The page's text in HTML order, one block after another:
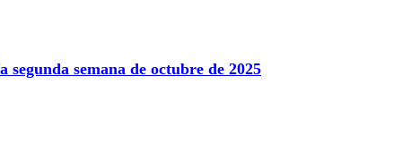
semana de octubre de 2025